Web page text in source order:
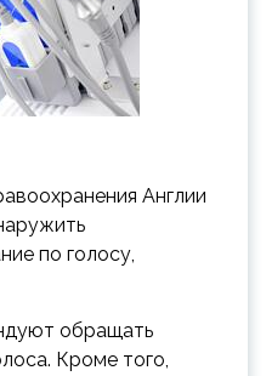
Англии
по голосу,
обращать
Кроме того,